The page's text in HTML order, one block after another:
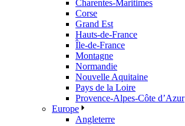
Charentes-Maritimes
Corse
Grand Est
Hauts-de-France
Île-de-France
Montagne
Normandie
Nouvelle Aquitaine
Pays de la Loire
Provence-Alpes-Côte d’Azur
Europe
Angleterre